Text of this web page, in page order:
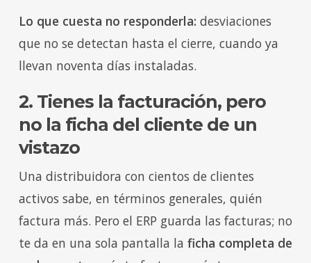
Lo que cuesta no responderla: desviaciones
que no se detectan hasta el cierre, cuando ya
llevan noventa días instaladas.
2. Tienes la facturación, pero
no la ficha del cliente de un
vistazo
Una distribuidora con cientos de clientes
activos sabe, en términos generales, quién
factura más. Pero el ERP guarda las facturas; no
te da en una sola pantalla la ficha completa de